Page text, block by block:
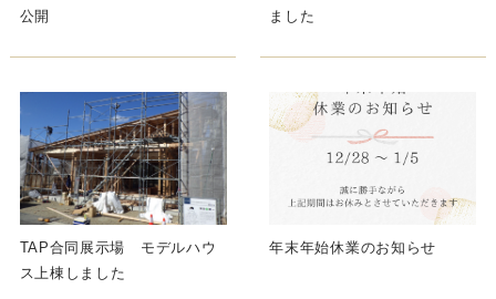
公開
ました
TAP合同展示場 モデルハウ
ス上棟しました
年末年始休業のお知らせ